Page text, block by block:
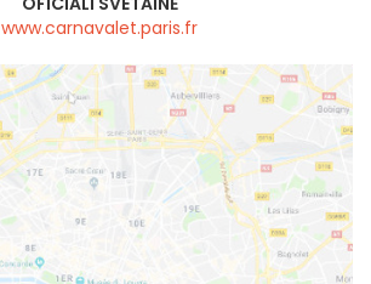
www.carnavalet.paris.fr